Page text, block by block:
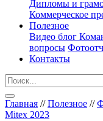
Дипломы и
Коммерческое
Полезное
Видео блог
вопросы
Контакты
Главная //Полезное //
Mitex 2023